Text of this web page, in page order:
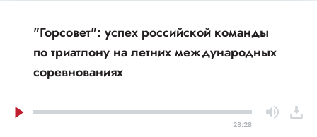
"Горсовет": успех российской команды
по триатлону на летних международных
соревнованиях
28:28